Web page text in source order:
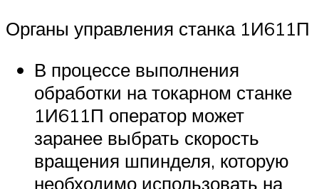
Органы управления станка 1И611П
В процессе выполнения
обработки на токарном станке
1И611П оператор может
заранее выбрать скорость
вращения шпинделя, которую
необходимо использовать на